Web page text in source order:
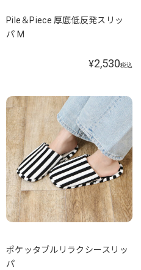
Pile＆Piece 厚底低反発スリッ
パ M
¥2,530税込
ポケッタブルリラクシースリッ
パ